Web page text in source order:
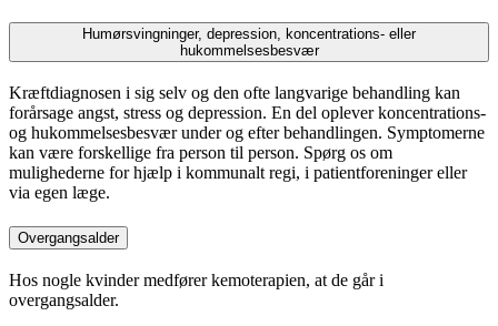
Humørsvingninger, depression, koncentrations- eller
hukommelsesbesvær
Kræftdiagnosen i sig selv og den ofte langvarige behandling kan
forårsage angst, stress og depression. En del oplever koncentrations-
og hukommelsesbesvær under og efter behandlingen. Symptomerne
kan være forskellige fra person til person. Spørg os om
mulighederne for hjælp i kommunalt regi, i patientforeninger eller
via egen læge.
Overgangsalder
Hos nogle kvinder medfører kemoterapien, at de går i
overgangsalder.